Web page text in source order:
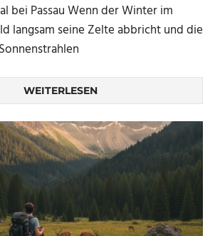
bei Passau Wenn der Winter im
langsam seine Zelte abbricht und die
WEITERLESEN